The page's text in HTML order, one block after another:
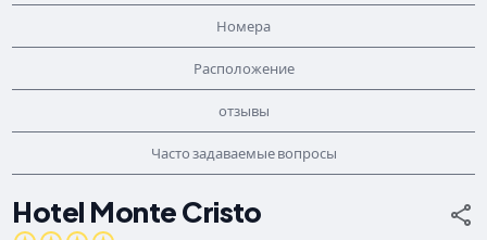
Номера
Расположение
отзывы
Часто задаваемые вопросы
Hotel Monte Cristo